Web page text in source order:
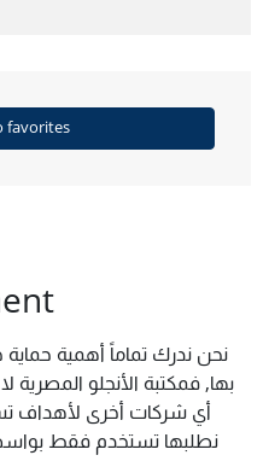
favorites
نحن ندرك تماماً أهمية
بها, فمكتبة الأنجلو
أي شركات أخرى لأهداف
نطلبها تستخدم فقط